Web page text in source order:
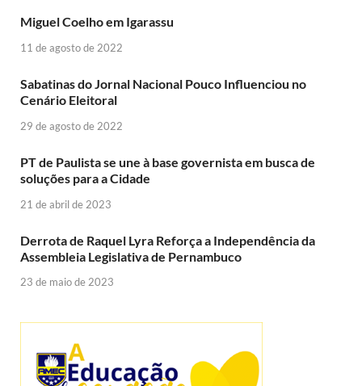
Miguel Coelho em Igarassu
11 de agosto de 2022
Sabatinas do Jornal Nacional Pouco Influenciou no
Cenário Eleitoral
29 de agosto de 2022
PT de Paulista se une à base governista em busca de
soluções para a Cidade
21 de abril de 2023
Derrota de Raquel Lyra Reforça a Independência da
Assembleia Legislativa de Pernambuco
23 de maio de 2023